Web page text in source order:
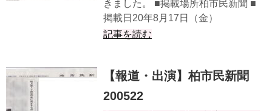
きました。 ■掲載場所柏市民新聞 ■
掲載日20年8月17日（金）
記事を読む
【報道・出演】柏市民新聞
200522